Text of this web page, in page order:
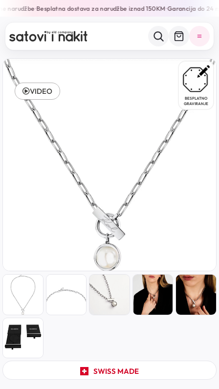
narudžbe•Besplatna dostava za narudžbe iznad 150KM•Garancija do 24
BESPLATNO
GRAVIRANJE
SWISS MADE
VIDEO